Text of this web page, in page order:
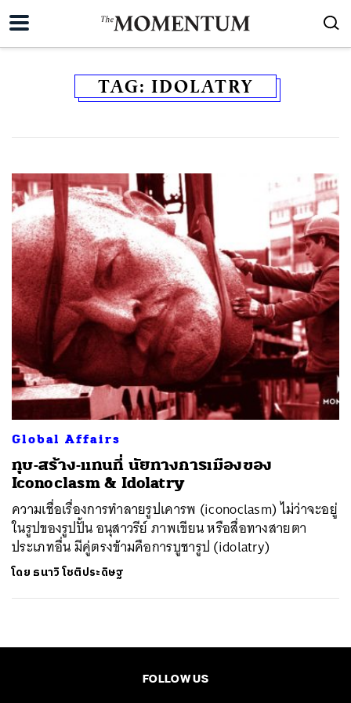
TAG: IDOLATRY
Global Affairs
ทุบ-สร้าง-แทนที่ นัยทางการเมืองของ
Iconoclasm & Idolatry
ความเชื่อเรื่องการทำลายรูปเคารพ (iconoclasm) ไม่ว่าจะอยู่
ในรูปของรูปปั้น อนุสาวรีย์ ภาพเขียน หรือสื่อทางสายตา
ประเภทอื่น มีคู่ตรงข้ามคือการบูชารูป (idolatry)
โดย ธนาวิ โชติประดิษฐ
FOLLOW US
ค้นหา
SHARE TWEET LINE EMAIL